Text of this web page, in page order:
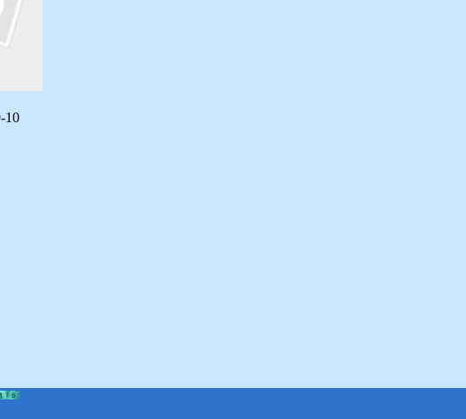
10